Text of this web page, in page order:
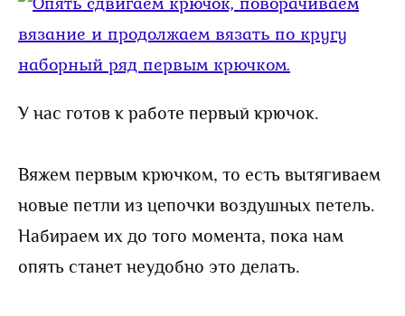
У нас готов к работе первый крючок.
Вяжем первым крючком, то есть вытягиваем
новые петли из цепочки воздушных петель.
Набираем их до того момента, пока нам
опять станет неудобно это делать.